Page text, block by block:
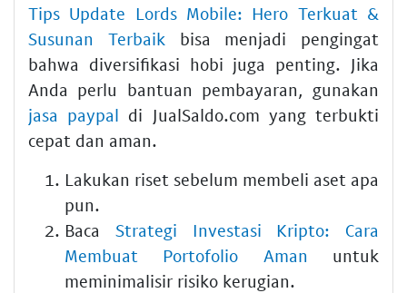
Tips Update Lords Mobile: Hero Terkuat &
Susunan Terbaikbisa menjadi pengingat
bahwa diversifikasi hobi juga penting. Jika
Anda perlu bantuan pembayaran, gunakan
jasa paypal di JualSaldo.com yang terbukti
cepat dan aman.
Lakukan riset sebelum membeli aset apa
pun.
Baca Strategi Investasi Kripto: Cara
Membuat Portofolio Aman untuk
meminimalisir risiko kerugian.